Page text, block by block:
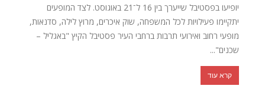
יופיעו בפסטיבל שייערך בין 16 ל־21 באוגוסט. לצד המופעים
יתקיימו פעילויות לכל המשפחה, שוק איכרים, מרוץ לילה, סדנאות,
מופעי רחוב ואירועי תרבות ברחבי העיר פסטיבל הקיץ "באגליל –
שכנים"...
קרא עוד